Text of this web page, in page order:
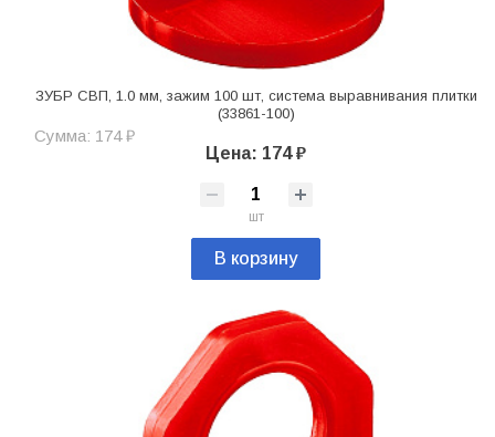
ЗУБР СВП, 1.0 мм, зажим 100 шт, система выравнивания плитки
(33861-100)
Сумма: 174 ₽
Цена: 174 ₽
шт
В корзину